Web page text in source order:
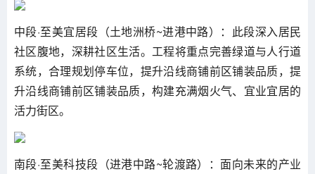
中段·至美宜居段（土地洲桥~进港中路）：此段深入居民
社区腹地，深耕社区生活。工程将重点完善绿道与人行道
系统，合理规划停车位，提升沿线商铺前区铺装品质，提
升沿线商铺前区铺装品质，构建充满烟火气、宜业宜居的
活力街区。
南段·至美科技段（进港中路~轮渡路）：面向未来的产业